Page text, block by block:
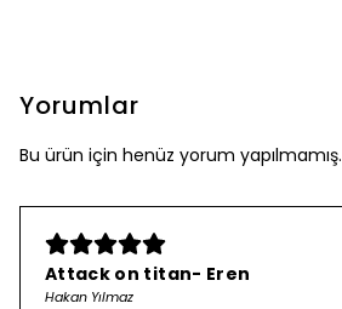
Yorumlar
Bu ürün için henüz yorum yapılmamış.
Attack on titan- Eren
Hakan Yılmaz